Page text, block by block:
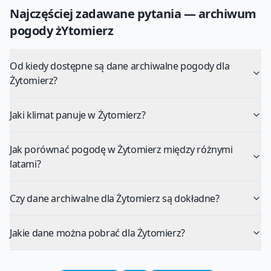
Najczęściej zadawane pytania — archiwum
pogodyżYtomierz
Od kiedy dostępne są dane archiwalne pogody dla
Żytomierz?
Jaki klimat panuje w Żytomierz?
Jak porównać pogodę w Żytomierz między różnymi
latami?
Czy dane archiwalne dla Żytomierz są dokładne?
Jakie dane można pobrać dla Żytomierz?